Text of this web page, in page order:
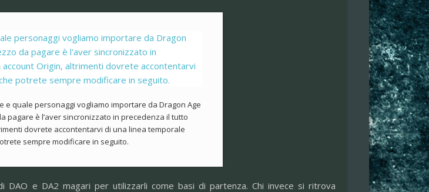
e quale personaggi vogliamo importare da Dragon Age
pagare è l’aver sincronizzato in precedenza il tutto
dovrete accontentarvi di una linea temporale
sempre modificare in seguito.
e DA2 magari per utilizzarli come basi di partenza. Chi invece si ritrova